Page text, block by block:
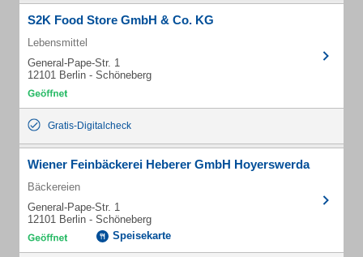
S2K Food Store GmbH & Co. KG
Lebensmittel
General-Pape-Str. 1
12101 Berlin - Schöneberg
Gratis-Digitalcheck
Wiener Feinbäckerei Heberer GmbH Hoyerswerda
Bäckereien
General-Pape-Str. 1
12101 Berlin - Schöneberg
Speisekarte